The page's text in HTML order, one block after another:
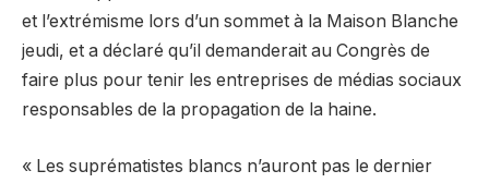
et l’extrémisme lors d’un sommet à la Maison Blanche
jeudi, et a déclaré qu’il demanderait au Congrès de
faire plus pour tenir les entreprises de médias sociaux
responsables de la propagation de la haine.
« Les suprématistes blancs n’auront pas le dernier